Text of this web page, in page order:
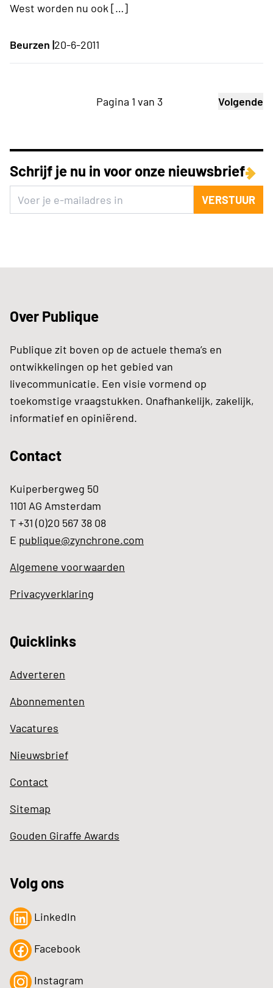
West worden nu ook […]
Beurzen |20-6-2011
Pagina 1 van 3 Volgende
Schrijf je nu in voor onze nieuwsbrief
VERSTUUR
Over Publique
Publique zit boven op de actuele thema’s en
ontwikkelingen op het gebied van
livecommunicatie. Een visie vormend op
toekomstige vraagstukken. Onafhankelijk, zakelijk,
informatief en opiniërend.
Contact
Kuiperbergweg 50
1101 AG Amsterdam
T +31 (0)20 567 38 08
E publique@zynchrone.com
Algemene voorwaarden
Privacyverklaring
Quicklinks
Adverteren
Abonnementen
Vacatures
Nieuwsbrief
Contact
Sitemap
Gouden Giraffe Awards
Volg ons
LinkedIn
Facebook
Instagram